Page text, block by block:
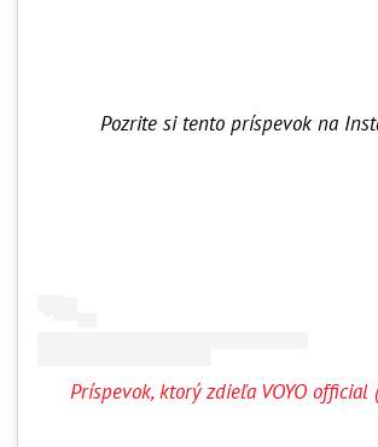
Pozrite si tento príspevok na
Príspevok, ktorý zdieľa VOYO official